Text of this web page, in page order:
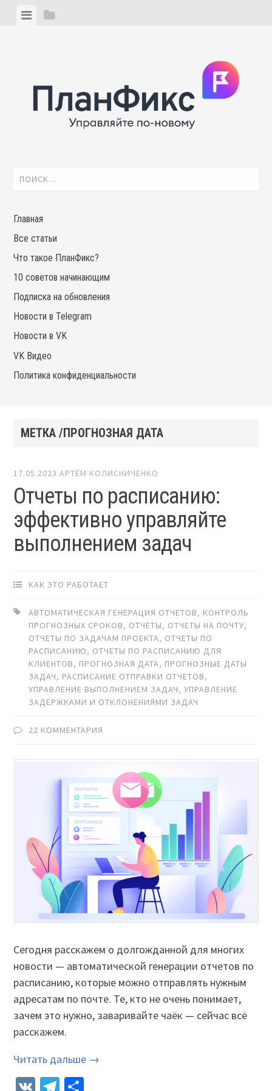
ViewView
Найти:
Главная
Все статьи
Что такое ПланФикс?
10 советов начинающим
Подписка на обновления
Новости в Telegram
Новости в VK
VK Видео
Политика конфиденциальности
МЕТКА /ПРОГНОЗНАЯ ДАТА
17.05.2023 АРТЁМ КОЛИСНИЧЕНКО
Отчеты по расписанию:
эффективно управляйте
выполнением задач
КАК ЭТО РАБОТАЕТ
АВТОМАТИЧЕСКАЯ ГЕНЕРАЦИЯ ОТЧЕТОВ, КОНТРОЛЬ
ПРОГНОЗНЫХ СРОКОВ, ОТЧЕТЫ, ОТЧЕТЫ НА ПОЧТУ,
ОТЧЕТЫ ПО ЗАДАЧАМ ПРОЕКТА, ОТЧЕТЫ ПО
РАСПИСАНИЮ, ОТЧЕТЫ ПО РАСПИСАНИЮ ДЛЯ
КЛИЕНТОВ, ПРОГНОЗНАЯ ДАТА, ПРОГНОЗНЫЕ ДАТЫ
ЗАДАЧ, РАСПИСАНИЕ ОТПРАВКИ ОТЧЕТОВ,
УПРАВЛЕНИЕ ВЫПОЛНЕНИЕМ ЗАДАЧ,УПРАВЛЕНИЕ
ЗАДЕРЖКАМИ И ОТКЛОНЕНИЯМИ ЗАДАЧ
22 КОММЕНТАРИЯ
Сегодня расскажем о долгожданной для многих
новости — автоматической генерации отчетов по
расписанию, которые можно отправлять нужным
адресатам по почте. Те, кто не очень понимает,
зачем это нужно, заваривайте чаёк — сейчас всё
расскажем.
Читать дальше →